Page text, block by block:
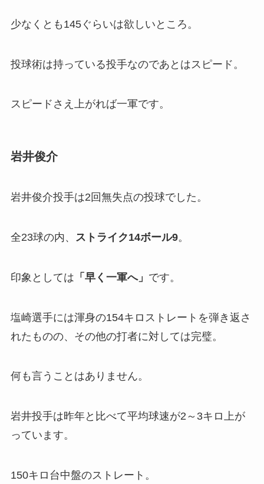
少なくとも145ぐらいは欲しいところ。
投球術は持っている投手なのであとはスピード。
スピードさえ上がれば一軍です。
岩井俊介
岩井俊介投手は2回無失点の投球でした。
全23球の内、 ストライク14ボール9。
印象としては 「 早く一軍へ」 です。
塩崎選手には渾身の154キロストレートを弾き返さ
れたものの、その他の打者に対しては完璧。
何も言うことはありません。
岩井投手は昨年と比べて平均球速が2～3キロ上が
っています。
150キロ台中盤のストレート。